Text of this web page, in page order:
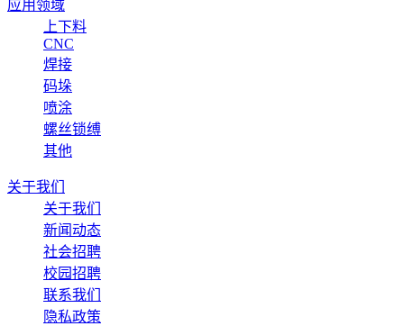
应用领域
上下料
CNC
焊接
码垛
喷涂
螺丝锁缚
其他
关于我们
关于我们
新闻动态
社会招聘
校园招聘
联系我们
隐私政策